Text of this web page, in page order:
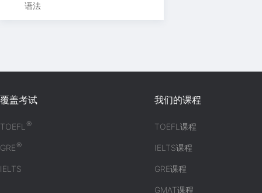
语法
覆盖考试
TOEFL®
GRE®
IELTS
我们的课程
TOEFL课程
IELTS课程
GRE课程
GMAT课程